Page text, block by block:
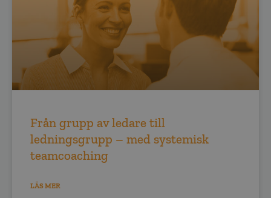
Från grupp av ledare till
ledningsgrupp – med systemisk
teamcoaching
LÄS MER